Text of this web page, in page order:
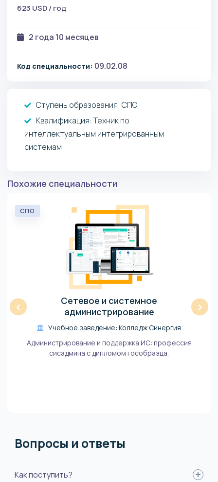
623 USD / год
2 года 10 месяцев
Код специальности: 09.02.08
Ступень образования: СПО
Квалификация: Техник по
интеллектуальным интегрированным
системам
Похожие специальности
‹
СПО
Сетевое и системное
администрирование
Учебное заведение: Колледж Синергия
Администрирование и поддержка ИС: профессия
сисадмина с дипломом гособразца.
›
Вопросы и ответы
Как поступить?